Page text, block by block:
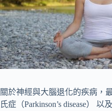
關於神經與大腦退化的疾病，
氏症（Parkinson’s disease） 以